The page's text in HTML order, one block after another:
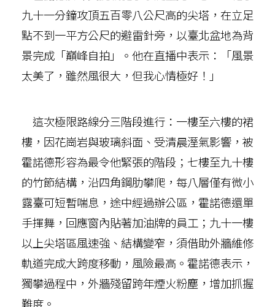
九十一分鐘攻頂五百零八公尺高的尖塔，在立足
點不到一平方公尺的避雷針旁，以臺北盆地為背
景完成「巔峰自拍」。他在直播中表示：「風景
太美了，雖然風很大，但我心情極好！」
這次極限路線分三階段進行：一樓至六樓的裙
樓，因花崗岩與玻璃斜面、受清晨溼氣影響，被
霍諾德形容為最令他緊張的階段；七樓至九十樓
的竹節結構，沿四角鋼肋攀爬，每八層僅有微小
露臺可短暫喘息，途中經過辦公區，霍諾德還單
手揮舞，回應窗內貼著加油牌的員工；九十一樓
以上尖塔區風速強、結構變窄，須借助外牆維修
軌道完成大跨度移動，風險最高。霍諾德表示，
獨攀過程中，外牆殘留跨年煙火粉塵，增加抓握
難度。